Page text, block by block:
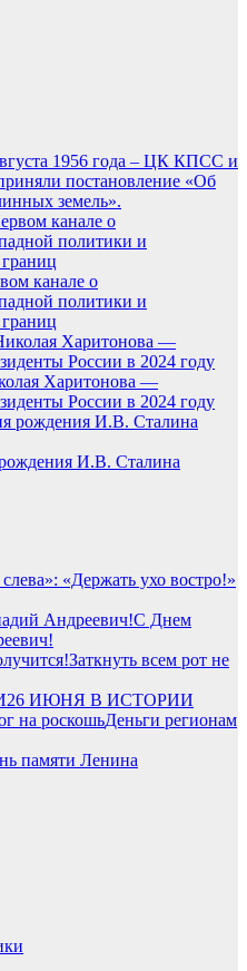
1956 года – ЦК КПСС и
постановление «Об
земель».
канале о
политики и
Харитонова —
России в 2024 году
И.В. Сталина
«Держать ухо востро!»
С Днем
Заткнуть всем рот не
26 ИЮНЯ В ИСТОРИИ
Деньги регионам
памяти Ленина